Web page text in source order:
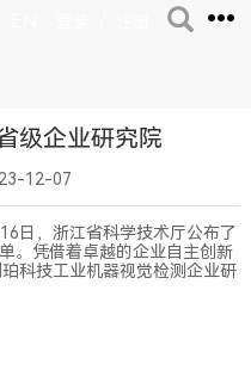
级企业研究院
12-07
日，浙江省科学技术厅公布了
。凭借着卓越的企业自主创新
科技工业机器视觉检测企业研